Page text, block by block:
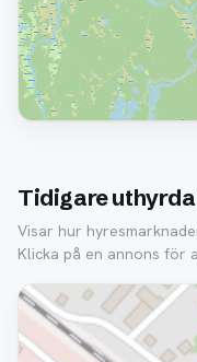
Tidigare
Visar hur
Klicka på en annons för
Borttagen